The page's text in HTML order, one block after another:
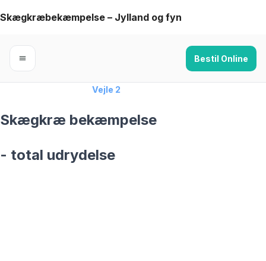
Skip
content
Skægkræbekæmpelse – Jylland og fyn
Bestil Online
Vejle 2
Skægkræ bekæmpelse
- total udrydelse